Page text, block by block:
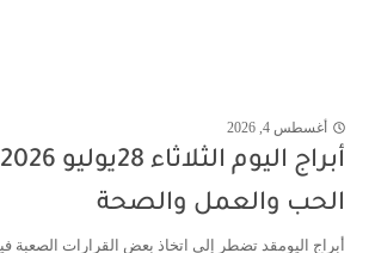
أغسطس 4, 2026
الحب والعمل والصحة
أبراج اليومقد تضطر إلى اتخاذ بعض القرارات الصعبة